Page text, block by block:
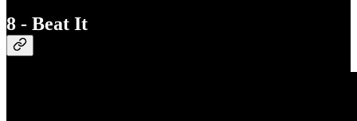
8 - Beat It